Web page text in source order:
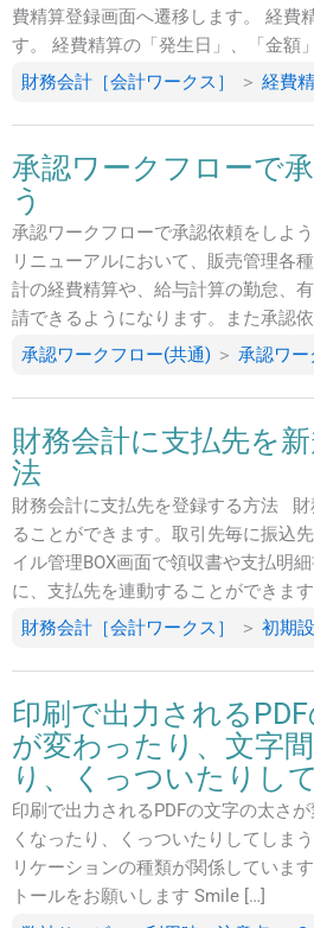
費精算登録画面へ遷移します。 経費
す。 経費精算の「発生日」、「金額
財務会計［会計ワークス］
＞ 経費
承認ワークフローで
う
承認ワークフローで承認依頼をしよ
リニューアルにおいて、販売管理各
計の経費精算や、給与計算の勤怠、
請できるようになります。また承認
承認ワークフロー(共通) ＞ 承認ワー
財務会計に支払先を
法
財務会計に支払先を登録する方法
ることができます。取引先毎に振込
イル管理BOX画面で領収書や支払明
に、支払先を連動することができま
財務会計［会計ワークス］
＞ 初期
印刷で出力される
が変わったり、文字
り、くっついたりし
印刷で出力されるPDFの文字の太さ
くなったり、くっついたりしてしま
リケーションの種類が関係していま
トールをお願いします Smile […]